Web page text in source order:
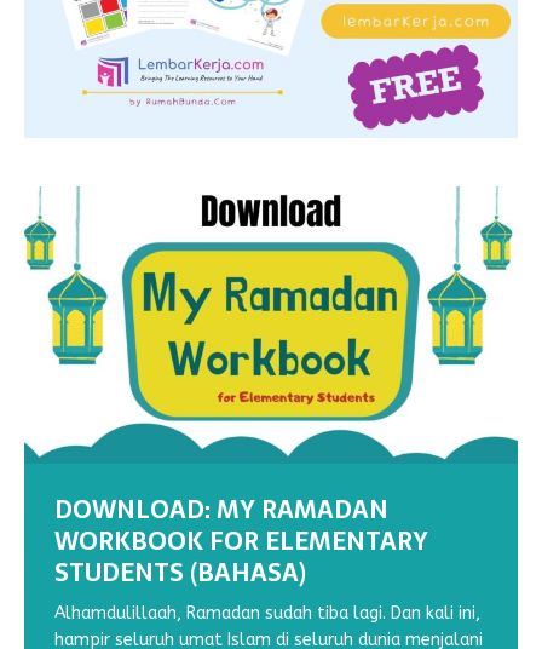
DOWNLOAD: MY RAMADAN
WORKBOOK FOR ELEMENTARY
STUDENTS (BAHASA)
Alhamdulillaah, Ramadan sudah tiba lagi. Dan kali ini,
hampir seluruh umat Islam di seluruh dunia menjalani
DOWNLOAD : MY RAMADHAN
WORKBOOK VOL 2
DOWNLOAD : MY RAMADHAN
WORKBOOK VOL 1
WORKSHEETS: MENEBALKAN GARIS
(1)
WORKSHEET : MENULIS HURUF
TEGAK BERSAMBUNG N